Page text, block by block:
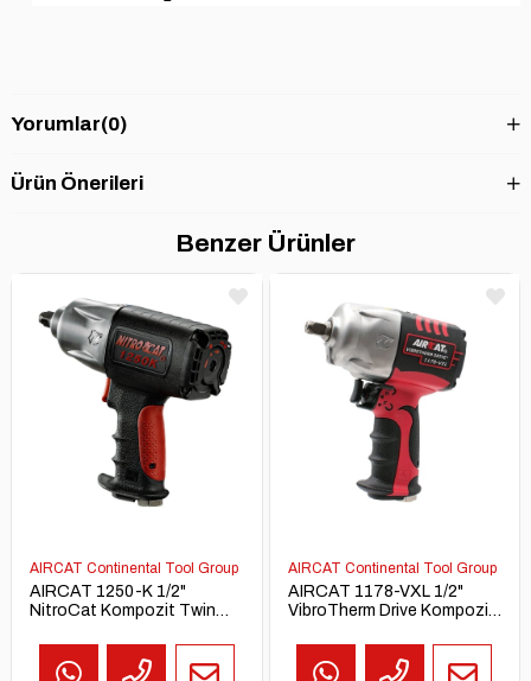
Yorumlar(0)
Ürün Önerileri
Benzer Ürünler
AIRCAT Continental Tool Group
AIRCAT 1250-K 1/2"
NitroCat Kompozit Twin
AIRCAT Continental Tool Group
AIRCAT 1178-VXL 1/2"
VibroTherm Drive Kompozit